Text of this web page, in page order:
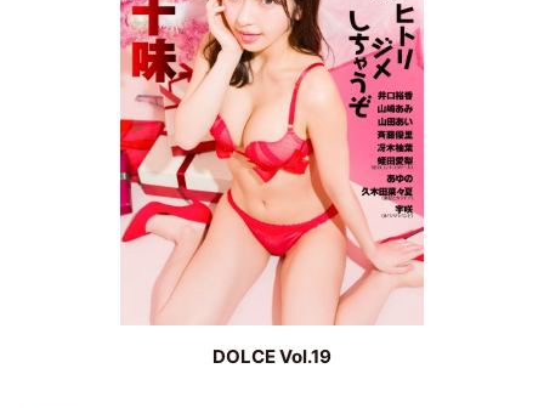
DOLCE Vol.19